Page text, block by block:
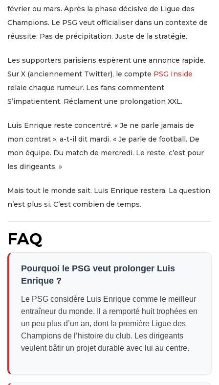
février ou mars. Après la phase décisive de Ligue des
Champions. Le PSG veut officialiser dans un contexte de
réussite. Pas de précipitation. Juste de la stratégie.
Les supporters parisiens espèrent une annonce rapide.
Sur X (anciennement Twitter), le compte PSG Inside
relaie chaque rumeur. Les fans commentent.
S’impatientent. Réclament une prolongation XXL.
Luis Enrique reste concentré. « Je ne parle jamais de
mon contrat », a-t-il dit mardi. « Je parle de football. De
mon équipe. Du match de mercredi. Le reste, c’est pour
les dirigeants. »
Mais tout le monde sait. Luis Enrique restera. La question
n’est plus si. C’est combien de temps.
FAQ
Pourquoi le PSG veut prolonger Luis
Enrique ?
Le PSG considère Luis Enrique comme le meilleur
entraîneur du monde. Il a remporté huit trophées en
un peu plus d’un an, dont la première Ligue des
Champions de l’histoire du club. Les dirigeants
veulent bâtir un projet durable avec lui au centre.